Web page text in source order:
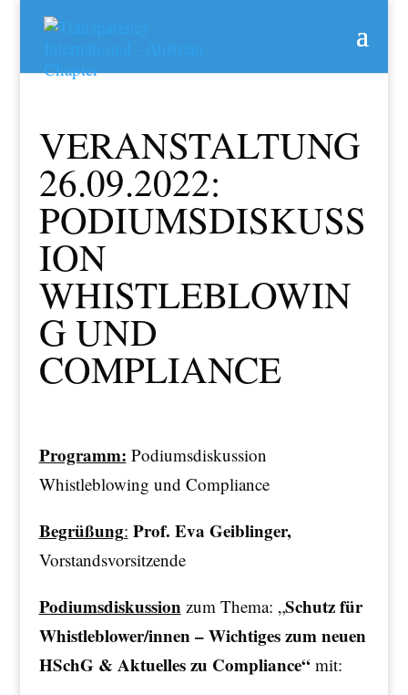
VERANSTALTUNG
26.09.2022:
PODIUMSDISKUSS
ION
WHISTLEBLOWIN
G UND
COMPLIANCE
Programm: Podiumsdiskussion
Whistleblowing und Compliance
Begrüßung: Prof. Eva Geiblinger,
Vorstandsvorsitzende
Podiumsdiskussionzum Thema: „Schutz für
Whistleblower/innen – Wichtiges zum neuen
HSchG & Aktuelles zu Compliance“ mit: